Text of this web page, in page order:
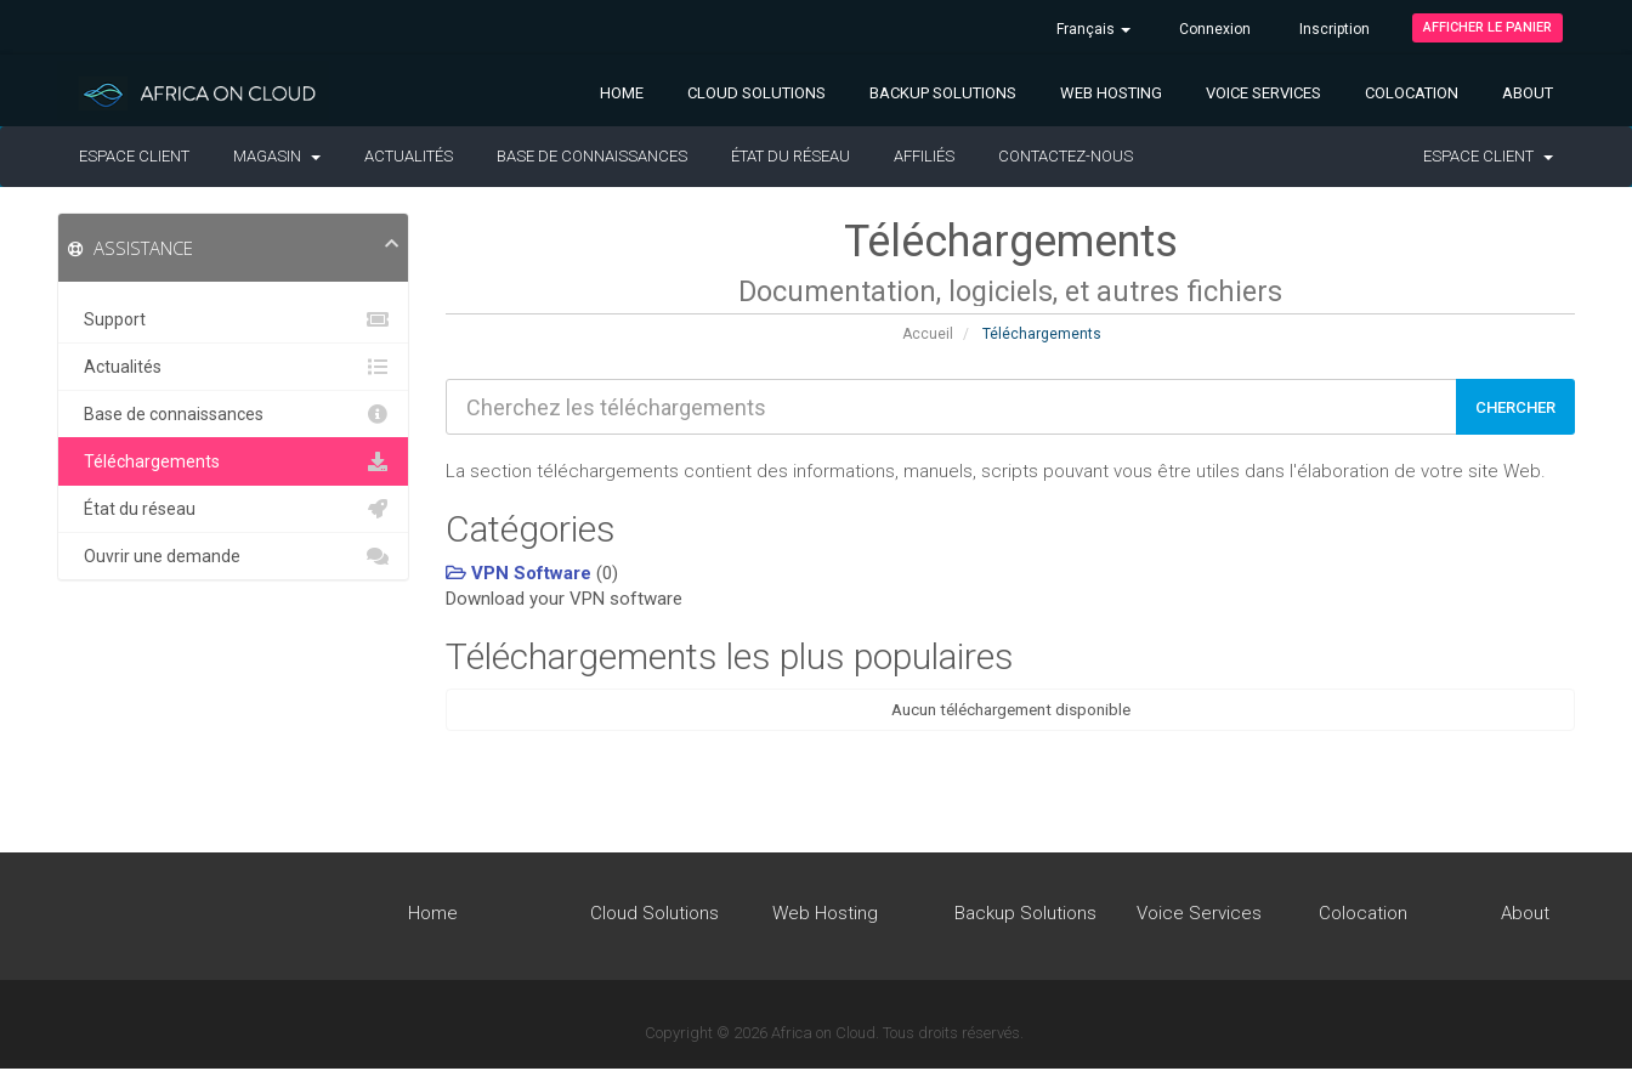
Français Connexion Inscription AFFICHER LE PANIER
HOME CLOUD SOLUTIONS BACKUP SOLUTIONS WEB HOSTING VOICE SERVICES COLOCATION ABOUT
ESPACE CLIENT MAGASIN ACTUALITÉS BASE DE CONNAISSANCES ÉTAT DU RÉSEAU AFFILIÉS CONTACTEZ-NOUS ESPACE CLIENT
Téléchargements
Documentation, logiciels, et autres fichiers
Accueil Téléchargements
La section téléchargements contient des informations, manuels, scripts pouvant vous être utiles dans l'élaboration de votre site Web.
Catégories
VPN Software (0)
Download your VPN software
Téléchargements les plus populaires
Aucun téléchargement disponible
ASSISTANCE
Support
Actualités
Base de connaissances
Téléchargements
État du réseau
Ouvrir une demande
Home Cloud Solutions Web Hosting Backup Solutions Voice Services Colocation About
Copyright © 2026 Africa on Cloud. Tous droits réservés.